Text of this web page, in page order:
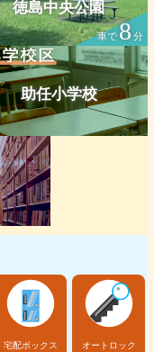
徳島中央公園
車で8 分
助任小学校
宅配ボックス オートロック